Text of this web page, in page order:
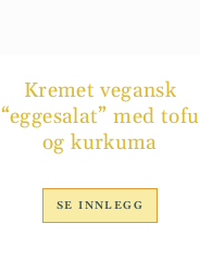
Kremet vegansk
“eggesalat” med tofu
og kurkuma
SE INNLEGG